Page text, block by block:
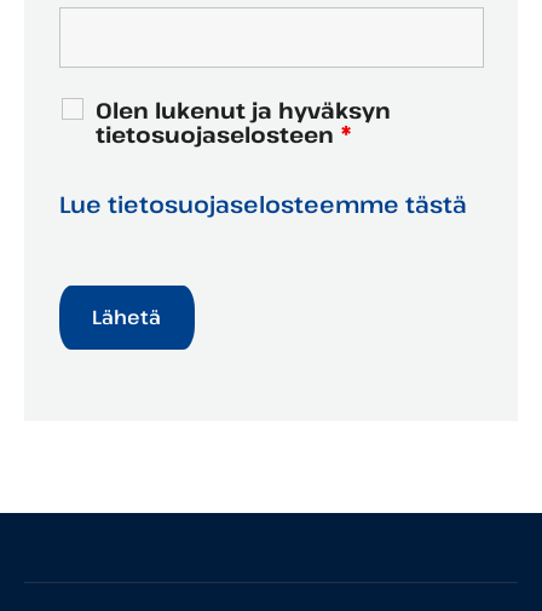
Olen lukenut ja hyväksyn
tietosuojaselosteen *
Lue tietosuojaselosteemme tästä